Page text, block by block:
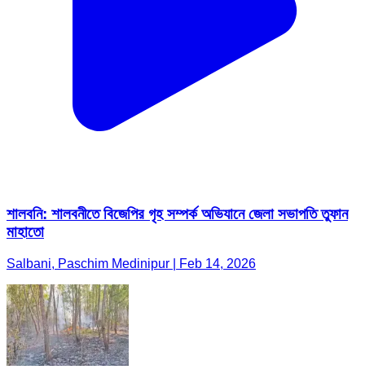
শালবনি: শালবনীতে বিজেপির গৃহ সম্পর্ক অভিযানে জেলা সভাপতি তুফান
মাহাতো
Salbani, Paschim Medinipur | Feb 14, 2026